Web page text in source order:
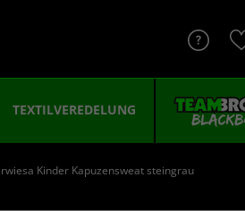
TEXTILVEREDELUNG
Kinder Kapuzensweat steingrau